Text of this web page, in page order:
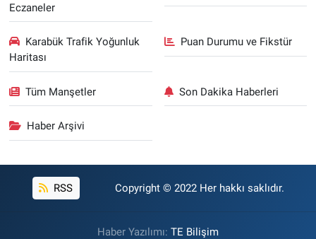
Eczaneler
Karabük Trafik Yoğunluk
Haritası
Puan Durumu ve Fikstür
Tüm Manşetler Son Dakika Haberleri
Haber Arşivi
RSS Copyright © 2022 Her hakkı saklıdır.
Haber Yazılımı: TE Bilişim